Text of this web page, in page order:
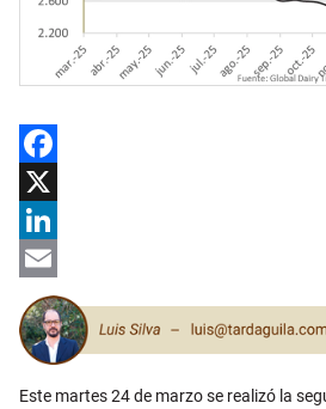
Facebook
X
LinkedIn
Email
Este martes 24 de marzo se realizó la